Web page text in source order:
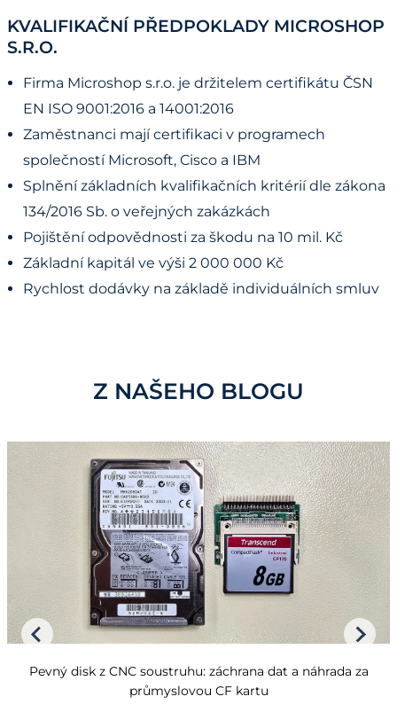
KVALIFIKAČNÍ PŘEDPOKLADY MICROSHOP
S.R.O.
Firma Microshop s.r.o. je držitelem certifikátu ČSN
EN ISO 9001:2016 a 14001:2016
Zaměstnanci mají certifikaci v programech
společností Microsoft, Cisco a IBM
Splnění základních kvalifikačních kritérií dle zákona
134/2016 Sb. o veřejných zakázkách
Pojištění odpovědnosti za škodu na 10 mil. Kč
Základní kapitál ve výši 2 000 000 Kč
Rychlost dodávky na základě individuálních smluv
Z NAŠEHO BLOGU
Pevný disk z CNC soustruhu: záchrana dat a náhrada za
průmyslovou CF kartu